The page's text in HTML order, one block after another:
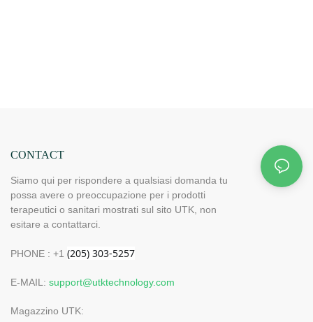
CONTACT
Siamo qui per rispondere a qualsiasi domanda tu
possa avere o preoccupazione per i prodotti
terapeutici o sanitari mostrati sul sito UTK, non
esitare a contattarci.
PHONE : +1
E-MAIL: support@utktechnology.com
Magazzino UTK: